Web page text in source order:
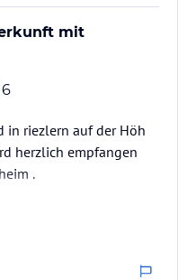
mit
in riezlern auf der Höh
herzlich empfangen
.